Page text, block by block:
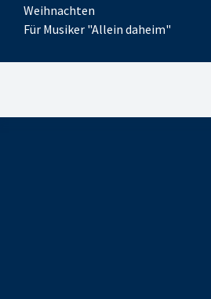
Weihnachten
Für Musiker "Allein daheim"